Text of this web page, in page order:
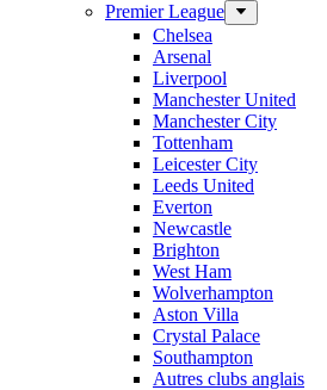
Premier League
Chelsea
Arsenal
Liverpool
Manchester United
Manchester City
Tottenham
Leicester City
Leeds United
Everton
Newcastle
Brighton
West Ham
Wolverhampton
Aston Villa
Crystal Palace
Southampton
Autres clubs anglais